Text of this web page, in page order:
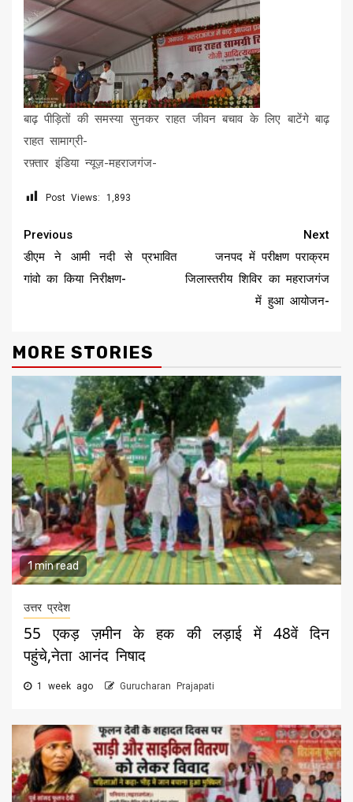
बाढ़ पीड़ितों की समस्या सुनकर राहत जीवन बचाव के लिए बाटेंगे बाढ़
राहत सामाग्री-
रफ़्तार इंडिया न्यूज़-महराजगंज-
Post Views: 1,893
Continue
Reading
Previous
डीएम ने आमी नदी से प्रभावित
गांवो का किया निरीक्षण-
Next
जनपद में परीक्षण पराक्रम
जिलास्तरीय शिविर का महराजगंज
में हुआ आयोजन-
MORE STORIES
1 min read
उत्तर प्रदेश
55 एकड़ ज़मीन के हक की लड़ाई में 48वें दिन
पहुंचे,नेता आनंद निषाद
1 week ago Gurucharan Prajapati